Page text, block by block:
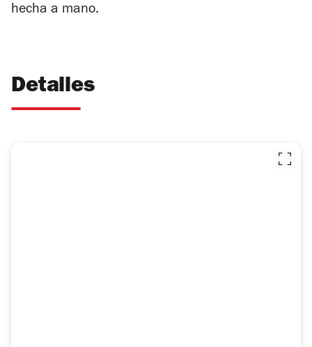
hecha a mano.
Detalles